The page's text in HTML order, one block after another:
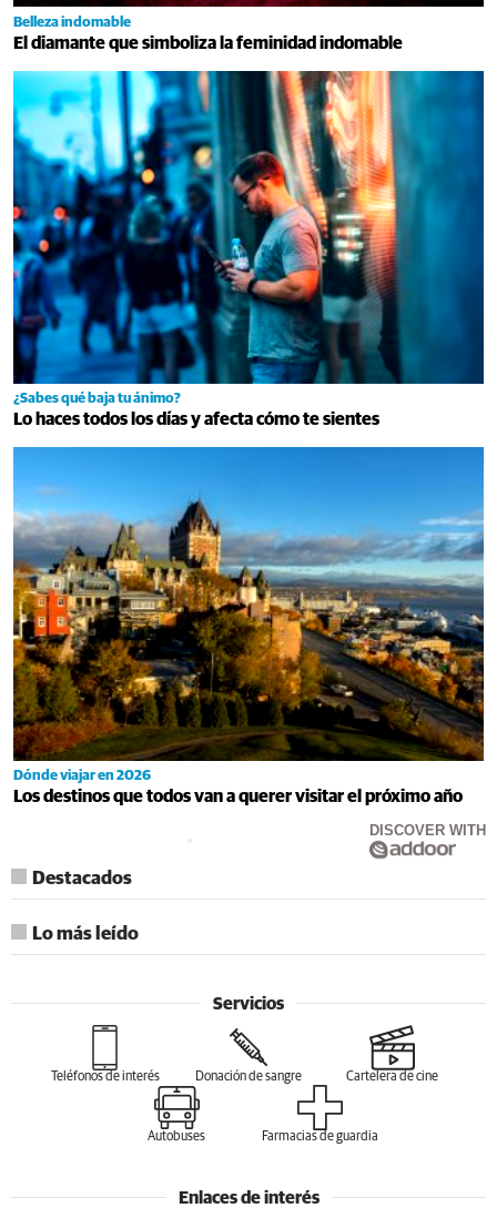
Belleza indomable
El diamante que simboliza la feminidad indomable
¿Sabes qué baja tu ánimo?
Lo haces todos los días y afecta cómo te sientes
Dónde viajar en 2026
Los destinos que todos van a querer visitar el próximo año
DISCOVER WITH
Destacados
Lo más leído
Servicios
Teléfonos de interés Donación de sangre Cartelera de cine
Autobuses Farmacias de guardia
Enlaces de interés